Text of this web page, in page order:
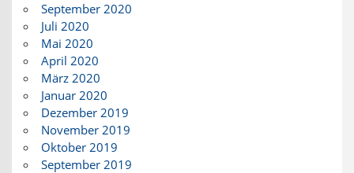
September 2020
Juli 2020
Mai 2020
April 2020
März 2020
Januar 2020
Dezember 2019
November 2019
Oktober 2019
September 2019